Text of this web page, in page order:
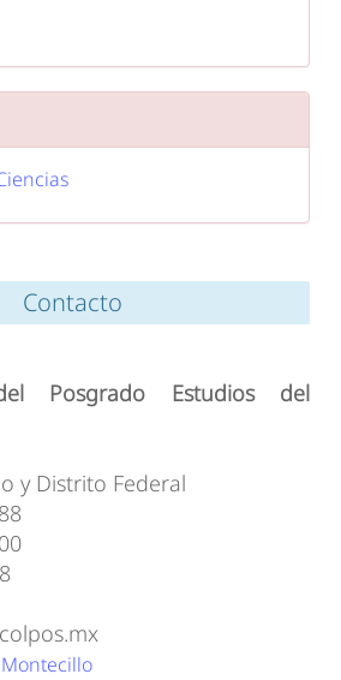
Contacto
Posgrado Estudios del
y Distrito Federal